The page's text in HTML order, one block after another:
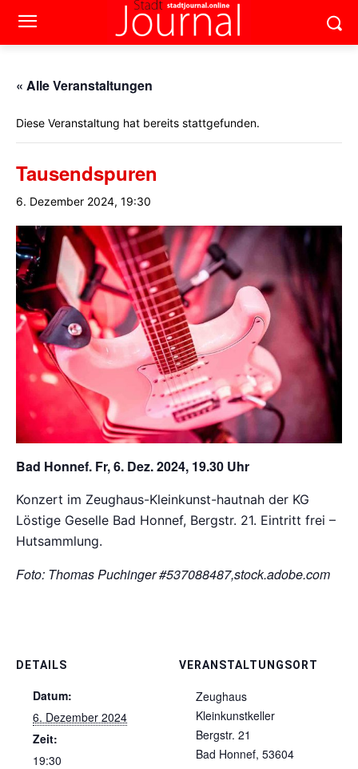
« Alle Veranstaltungen
Diese Veranstaltung hat bereits stattgefunden.
Tausendspuren
6. Dezember 2024, 19:30
Bad Honnef. Fr, 6. Dez. 2024, 19.30 Uhr
Konzert im Zeughaus-Kleinkunst-hautnah der KG
Löstige Geselle Bad Honnef, Bergstr. 21. Eintritt frei –
Hutsammlung.
Foto: Thomas Puchinger #537088487,stock.adobe.com
DETAILS
Datum:
6. Dezember 2024
Zeit:
19:30
VERANSTALTUNGSORT
Zeughaus
Kleinkunstkeller
Bergstr. 21
Bad Honnef, 53604